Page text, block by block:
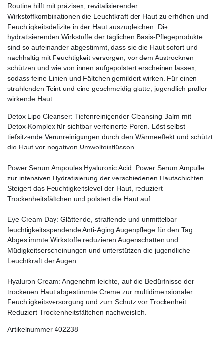
Routine hilft mit präzisen, revitalisierenden
Wirkstoffkombinationen die Leuchtkraft der Haut zu erhöhen und
Feuchtigkeitsdefizite in der Haut auszugleichen. Die
hydratisierenden Wirkstoffe der täglichen Basis-Pflegeprodukte
sind so aufeinander abgestimmt, dass sie die Haut sofort und
nachhaltig mit Feuchtigkeit versorgen, vor dem Austrocknen
schützen und wie von innen aufgepolstert erscheinen lassen,
sodass feine Linien und Fältchen gemildert wirken. Für einen
strahlenden Teint und eine geschmeidig glatte, jugendlich praller
wirkende Haut.
Detox Lipo Cleanser: Tiefenreinigender Cleansing Balm mit
Detox-Komplex für sichtbar verfeinerte Poren. Löst selbst
tiefsitzende Verunreinigungen durch den Wärmeeffekt und schützt
die Haut vor negativen Umwelteinflüssen.
Power Serum Ampoules Hyaluronic Acid: Power Serum Ampulle
zur intensiven Hydratisierung der verschiedenen Hautschichten.
Steigert das Feuchtigkeitslevel der Haut, reduziert
Trockenheitsfältchen und polstert die Haut auf.
Eye Cream Day: Glättende, straffende und unmittelbar
feuchtigkeitsspendende Anti-Aging Augenpflege für den Tag.
Abgestimmte Wirkstoffe reduzieren Augenschatten und
Müdigkeitserscheinungen und unterstützen die jugendliche
Leuchtkraft der Augen.
Hyaluron Cream: Angenehm leichte, auf die Bedürfnisse der
trockenen Haut abgestimmte Creme zur multidimensionalen
Feuchtigkeitsversorgung und zum Schutz vor Trockenheit.
Reduziert Trockenheitsfältchen nachweislich.
Artikelnummer 402238